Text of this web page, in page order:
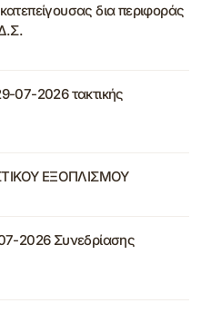
δια περιφοράς
07-2026 τακτικής
ΕΞΟΠΛΙΣΜΟΥ
2026 Συνεδρίασης